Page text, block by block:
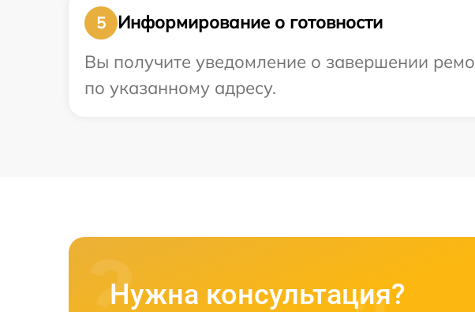
5
Информирование о готовности
Вы получите уведомление о завершении
по указанному адресу.
Нужна консультация?